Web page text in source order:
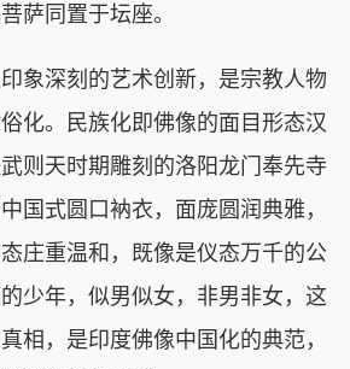
萨同置于坛座。
深刻的艺术创新，是宗教人物
化。民族化即佛像的面目形态汉
则天时期雕刻的洛阳龙门奉先寺
国式圆口衲衣，面庞圆润典雅，
庄重温和，既像是仪态万千的公
少年，似男似女，非男非女，这
相，是印度佛像中国化的典范，